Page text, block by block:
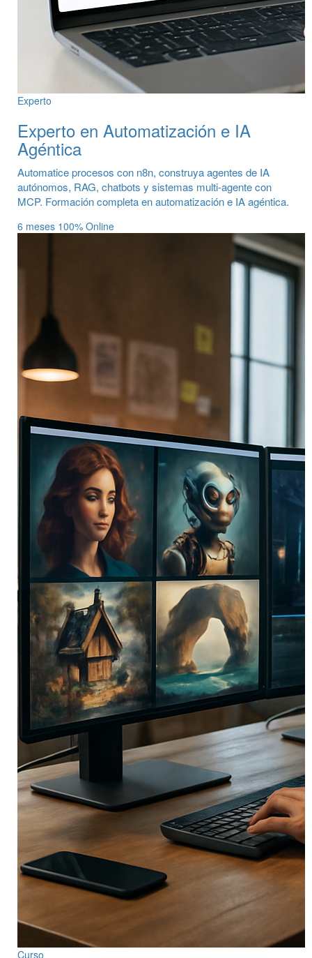
Experto
Experto en Automatización e IA
Agéntica
Automatice procesos con n8n, construya agentes de IA
autónomos, RAG, chatbots y sistemas multi-agente con
MCP. Formación completa en automatización e IA agéntica.
6 meses 100% Online
Curso